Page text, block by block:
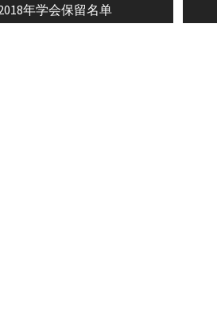
年学会保留名单